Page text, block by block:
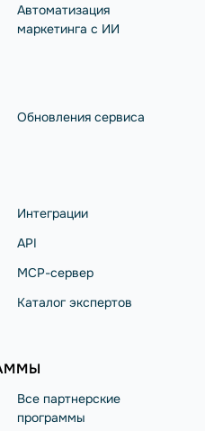
Автоматизация
маркетинга с ИИ
Обновления сервиса
Интеграции
API
MCP-сервер
Каталог экспертов
Все партнерские
программы